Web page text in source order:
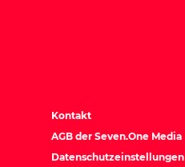
Kontakt
AGB der Seven.One Media
Datenschutzeinstellungen